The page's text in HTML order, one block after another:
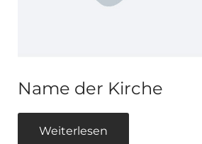
Name der Kirche
Weiterlesen